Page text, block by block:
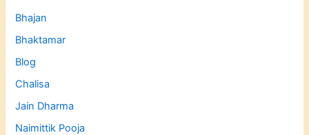
Bhajan
Bhaktamar
Blog
Chalisa
Jain Dharma
Naimittik Pooja